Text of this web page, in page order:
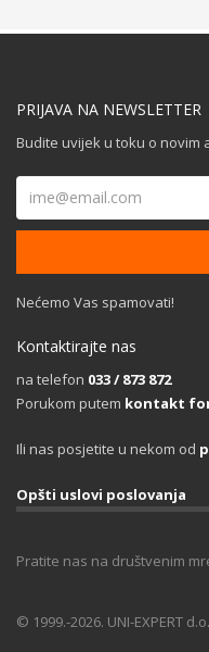
PRIJAVA NA NEWSLETTER
Budite uvijek u toku o novim
Nećemo Vas spamovati!
Kontaktirajte nas
na telefon 033 / 873 872
Porukom putem kontakt
Ili nas posjetite u nekom od
Opšti uslovi poslovanja
Pratite nas na društvenim
© 1999.-2026. UNI-EXPERT